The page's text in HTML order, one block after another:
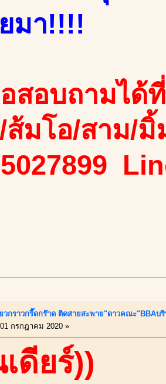
มา!!!!
สอบถามได้
ส้มโอ/สาม/มิ้
วกราวกรี๊ดกร๊าด ติดสายสะพาย"ดาวคณะ"BBAบ
กรกฎาคม 2020 »
ดียร์))